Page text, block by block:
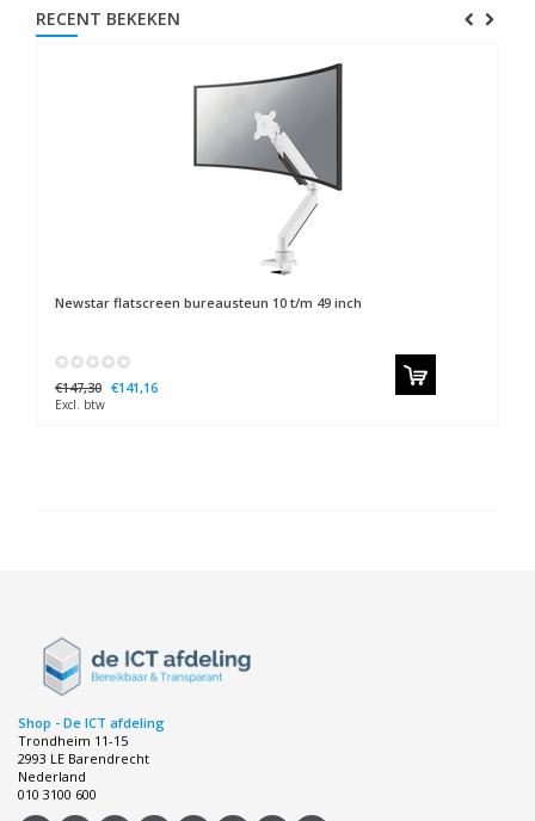
RECENT BEKEKEN
Newstar flatscreen bureausteun 10 t/m 49 inch
€147,30 €141,16
Excl. btw
Shop - De ICT afdeling
Trondheim 11-15
2993 LE Barendrecht
Nederland
010 3100 600